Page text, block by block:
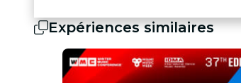
Expériences similaires